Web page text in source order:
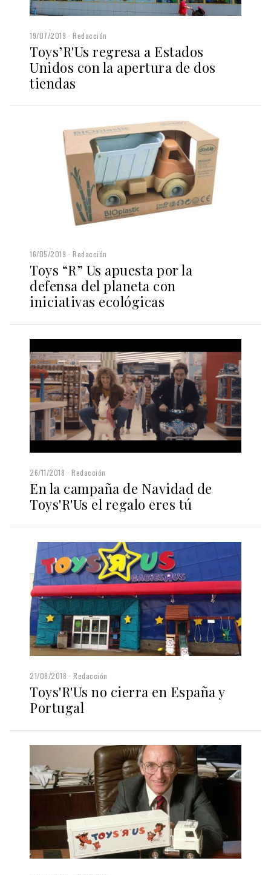
19/07/2019 Redacción
Toys’R'Us regresa a Estados
Unidos con la apertura de dos
tiendas
16/05/2019 Redacción
Toys “R” Us apuesta por la
defensa del planeta con
iniciativas ecológicas
26/11/2018 Redacción
En la campaña de Navidad de
Toys'R'Us el regalo eres tú
21/08/2018 Redacción
Toys'R'Us no cierra en España y
Portugal